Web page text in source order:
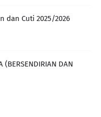
dan Cuti 2025/2026
(BERSENDIRIAN DAN